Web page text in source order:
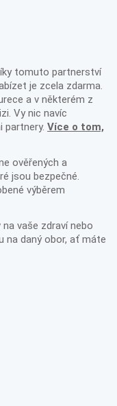
tomuto partnerství
je zcela zdarma.
a v některém z
Vy nic navíc
partnery. Více o tom,
ověřených a
jsou bezpečné.
výběrem
vaše zdraví nebo
na daný obor, ať máte